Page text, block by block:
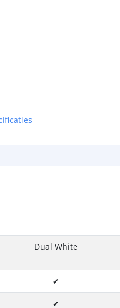
Dual White
✔
✔